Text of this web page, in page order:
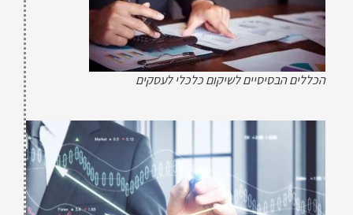
הכללים הבסיסיים לשיקום כלכלי לעסקים